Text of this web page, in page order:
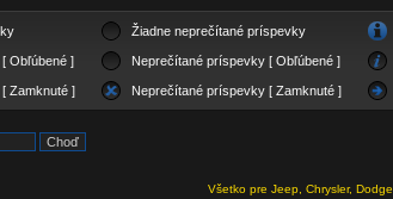
Žiadne neprečítané príspevky
Obľúbené ] Neprečítané príspevky [ Obľúbené ]
Zamknuté ] Neprečítané príspevky [ Zamknuté ]
Všetko pre Jeep, Chrysler, Dodge